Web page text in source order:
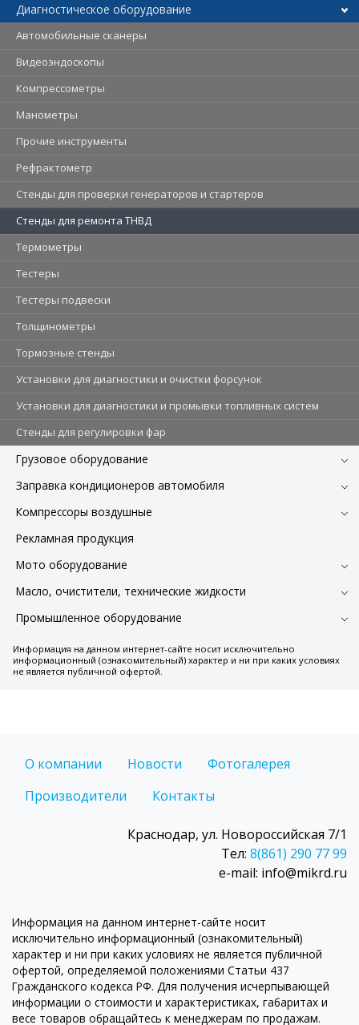
Диагностическое оборудование
Автомобильные сканеры
Видеоэндоскопы
Компрессометры
Манометры
Прочие инструменты
Рефрактометр
Стенды для проверки генераторов и стартеров
Стенды для ремонта ТНВД
Термометры
Тестеры
Тестеры подвески
Толщинометры
Тормозные стенды
Установки для диагностики и очистки форсунок
Установки для диагностики и промывки топливных систем
Стенды для регулировки фар
Грузовое оборудование
Заправка кондиционеров автомобиля
Компрессоры воздушные
Рекламная продукция
Мото оборудование
Масло, очистители, технические жидкости
Промышленное оборудование
Информация на данном интернет-сайте носит исключительно
информационный (ознакомительный) характер и ни при каких условиях
не является публичной офертой.
О компании Новости
Фотогалерея
Производители
Контакты
Краснодар, ул. Новороссийская 7/1
Тел: 8(861) 290 77 99
e-mail: info@mikrd.ru
Информация на данном интернет-сайте носит
исключительно информационный (ознакомительный)
характер и ни при каких условиях не является публичной
офертой, определяемой положениями Статьи 437
Гражданского кодекса РФ. Для получения исчерпывающей
информации о стоимости и характеристиках, габаритах и
весе товаров обращайтесь к менеджерам по продажам.